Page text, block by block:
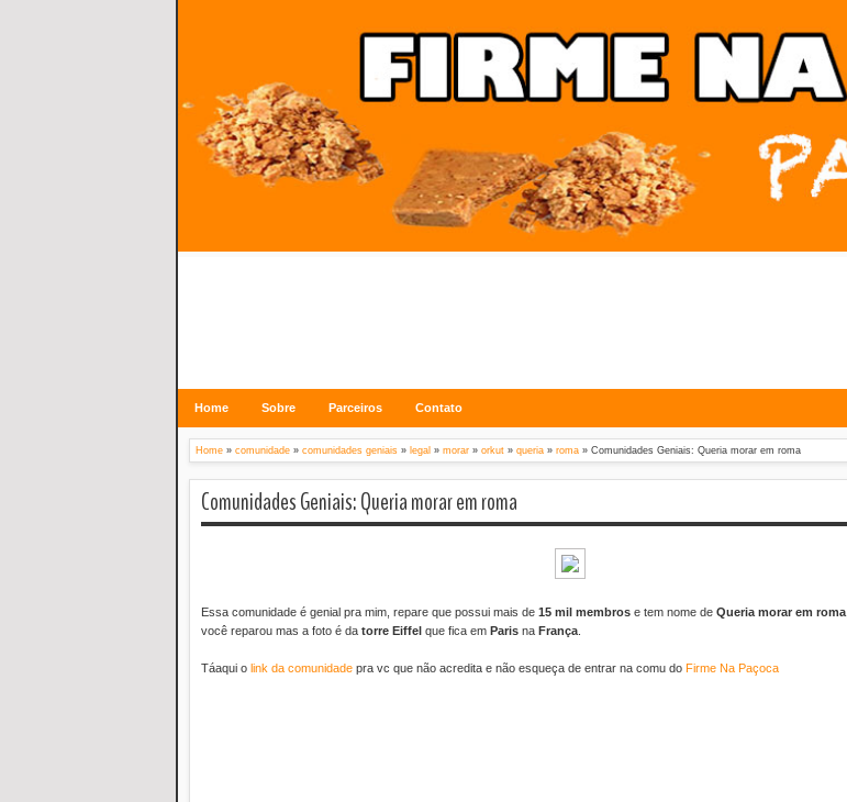
Home Sobre Parceiros Contato
Home » comunidade » comunidades geniais » legal » morar » orkut » queria » roma » Comunidades Geniais: Queria morar em roma
Comunidades Geniais: Queria morar em roma
Essa comunidade é genial pra mim, repare que possui mais de 15 mil membros e tem nome de Queria morar em roma
você reparou mas a foto é da torre Eiffel que fica em Paris na França
Táaqui o link da comunidade pra vc que não acredita e não esqueça de entrar na comu do Firme Na Paçoca